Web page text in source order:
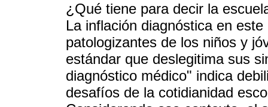
¿Qué tiene para decir la
La inflación diagnóstica en
patologizantes de los niños y
estándar que deslegitima sus
diagnóstico médico" indica
desafíos de la cotidianidad